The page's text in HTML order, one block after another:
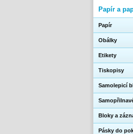
Papír a
Papír
Obálky
Etikety
Tiskopisy
Samolepicí
Bloky a
Pásky do